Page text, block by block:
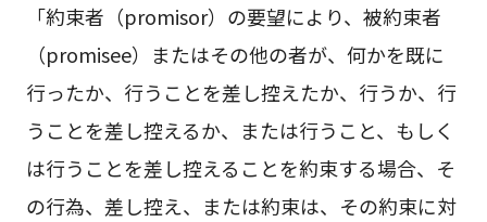
「約束者（promisor）の要望により、被約束者
（promisee）またはその他の者が、何かを既に
行ったか、行うことを差し控えたか、行うか、行
うことを差し控えるか、または行うこと、もしく
は行うことを差し控えることを約束する場合、そ
の行為、差し控え、または約束は、その約束に対